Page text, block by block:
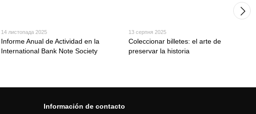
14 листопада 2025
Informe Anual de Actividad en la
International Bank Note Society
13 серпня 2025
Coleccionar billetes: el arte de
preservar la historia
Información de contacto